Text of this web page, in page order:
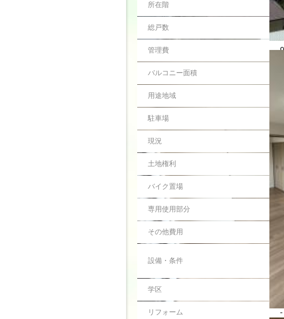
その他画像
リビング
所在階
総戸数
管理費
バルコニー面積
用途地域
駐車場
現況
土地権利
バイク置場
専用使用部分
その他費用
設備・条件
学区
リフォーム -